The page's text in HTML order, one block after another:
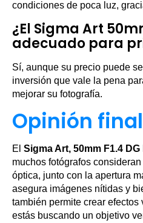
condiciones de poca luz,
¿El Sigma Art
adecuado para
Sí, aunque su precio puede
inversión que vale la pena
mejorar su fotografía.
Opinión final
El Sigma Art, 50mm F1.4 DG
muchos fotógrafos
óptica, junto con la apertura
asegura imágenes nítidas y
también permite crear
estás buscando un objetivo